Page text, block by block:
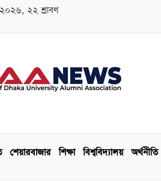
২২ শ্রাবণ
শেয়ারবাজার শিক্ষা বিশ্ববিদ্যালয় অর্থনীতি